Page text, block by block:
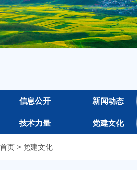
信息公开 新闻动态
技术力量 党建文化
首页 > 党建文化